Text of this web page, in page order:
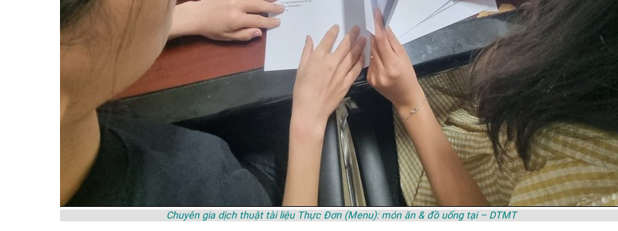
Chuyên gia dịch thuật tài liệu Thực Đơn (Menu): món ăn & đồ uống tại – DTMT